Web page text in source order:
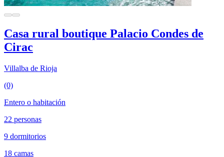
Casa rural boutique Palacio Condes de
Cirac
Villalba de Rioja
(0)
Entero o habitación
22 personas
9 dormitorios
18 camas